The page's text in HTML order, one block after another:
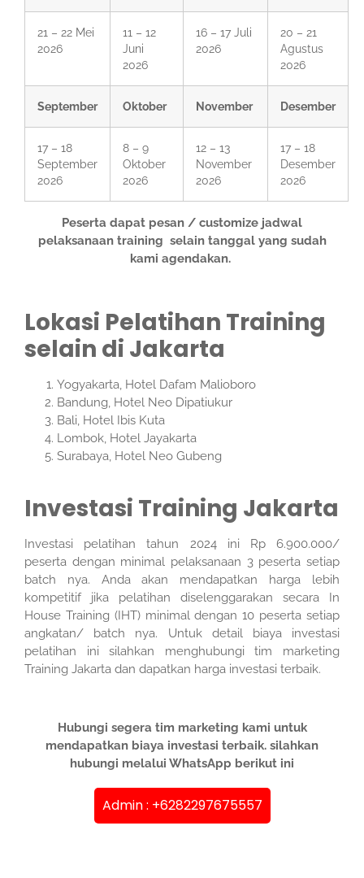
21 – 22 Mei
2026
11 – 12
Juni
2026
16 – 17 Juli
2026
20 – 21
Agustus
2026
September Oktober November Desember
17 – 18
September
2026
8 – 9
Oktober
2026
12 – 13
November
2026
17 – 18
Desember
2026
Peserta dapat pesan / customize jadwal
pelaksanaan training selain tanggal yang sudah
kami agendakan.
Lokasi Pelatihan Training
selain di Jakarta
Yogyakarta, Hotel Dafam Malioboro
Bandung, Hotel Neo Dipatiukur
Bali, Hotel Ibis Kuta
Lombok, Hotel Jayakarta
Surabaya, Hotel Neo Gubeng
Investasi Training Jakarta
Investasi pelatihan tahun 2024 ini Rp 6.900.000/
peserta dengan minimal pelaksanaan 3 peserta setiap
batch nya. Anda akan mendapatkan harga lebih
kompetitif jika pelatihan diselenggarakan secara In
House Training (IHT) minimal dengan 10 peserta setiap
angkatan/ batch nya. Untuk detail biaya investasi
pelatihan ini silahkan menghubungi tim marketing
Training Jakarta dan dapatkan harga investasi terbaik.
Hubungi segera tim marketing kami untuk
mendapatkan biaya investasi terbaik. silahkan
hubungi melalui WhatsApp berikut ini
Admin : +6282297675557